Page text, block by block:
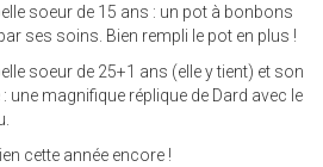
soeur de 15 ans : un pot à bonbons
ses soins. Bien rempli le pot en plus !
soeur de 25+1 ans (elle y tient) et son
une magnifique réplique de Dard avec le
cette année encore !